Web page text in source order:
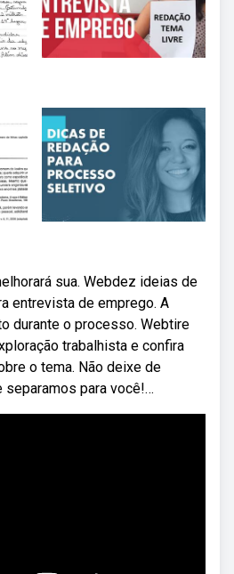
sua. Webdez ideias de
entrevista de emprego. A
durante o processo. Webtire
trabalhista e confira
o tema. Não deixe de
separamos para você!…